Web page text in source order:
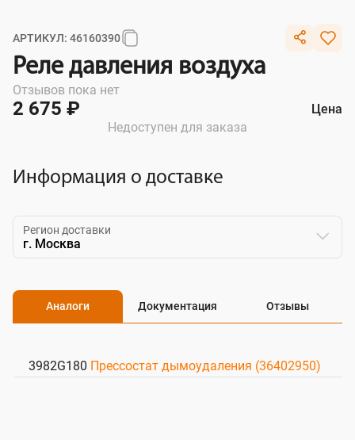
АРТИКУЛ: 46160390
Реле давления воздуха
Отзывов пока нет
2 675 ₽
Цена
Недоступен для заказа
Информация о доставке
Регион доставки
г. Москва
Аналоги Документация Отзывы
3982G180 Прессостат дымоудаления (36402950)